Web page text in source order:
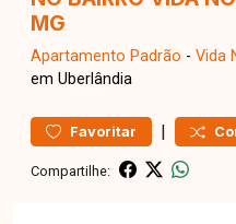
MG
Apartamento Padrão - Vida
em Uberlândia
Favoritar |
Compartilhe: